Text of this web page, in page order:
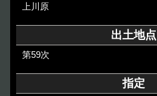
上川原
出土地点
第59次
指定